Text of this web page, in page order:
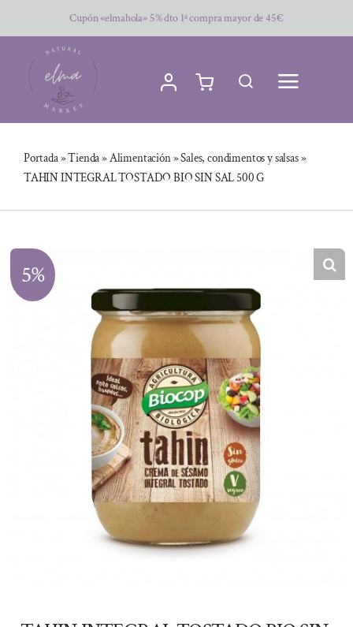
al
contenido
Cupón «elmahola» 5% dto 1ª compra mayor de 45€
Portada»Tienda»Alimentación»Sales, condimentos y salsas»
TAHIN INTEGRAL TOSTADO BIO SIN SAL 500 G
5%